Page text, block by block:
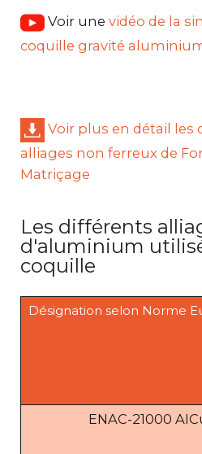
Voir une vidéo de la
coquille gravité
Voir plus en détail les
alliages non ferreux de
Matriçage
Les différents
d'aluminium
coquille
Désignation selon Norme
ENAC-21000